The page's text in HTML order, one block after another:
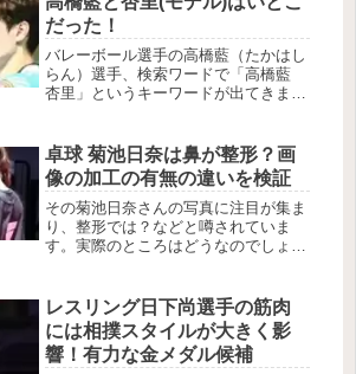
だった！
バレーボール選手の高橋藍（たかはし
らん）選手、検索ワードで「高橋藍
杏里」というキーワードが出てきま
す。
卓球 菊池日奈は鼻が整形？画
像の加工の有無の違いを検証
その菊池日奈さんの写真に注目が集ま
り、整形では？などと噂されていま
す。実際のところはどうなのでしょう
していきます。
レスリング日下尚選手の筋肉
には相撲スタイルが大きく影
響！有力な金メダル候補